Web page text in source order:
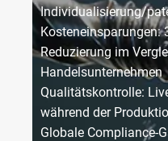
Individualisierung/
Kosteneinsparungen:
Reduzierung im
Handelsunternehmen
Qualitätskontrolle:
während der
Globale Compliance-